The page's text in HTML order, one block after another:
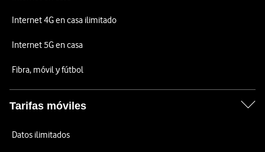
Internet 4G en casa ilimitado
Internet 5G en casa
Fibra, móvil y fútbol
Tarifas móviles
Datos ilimitados